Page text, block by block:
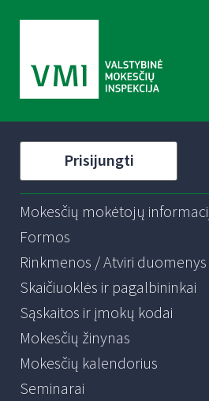
Prisijungti
Mokesčių mokėtojų
Formos
Rinkmenos / Atviri duomenys
Skaičiuoklės ir pagalbininkai
Sąskaitos ir įmokų kodai
Mokesčių žinynas
Mokesčių kalendorius
Seminarai